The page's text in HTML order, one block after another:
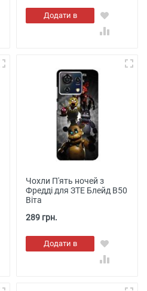
Додати в
кошик
Чохли П'ять ночей з
Фредді для ЗТЕ Блейд В50
Віта
289 грн.
Додати в
кошик